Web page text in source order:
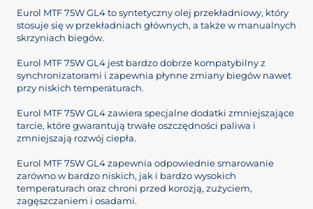
Eurol MTF 75W GL4 to syntetyczny olej przekładniowy, który
stosuje się w przekładniach głównych, a także w manualnych
skrzyniach biegów.
Eurol MTF 75W GL4 jest bardzo dobrze kompatybilny z
synchronizatorami i zapewnia płynne zmiany biegów nawet
przy niskich temperaturach.
Eurol MTF 75W GL4 zawiera specjalne dodatki zmniejszające
tarcie, które gwarantują trwałe oszczędności paliwa i
zmniejszają rozwój ciepła.
Eurol MTF 75W GL4 zapewnia odpowiednie smarowanie
zarówno w bardzo niskich, jak i bardzo wysokich
temperaturach oraz chroni przed korozją, zużyciem,
zagęszczaniem i osadami.